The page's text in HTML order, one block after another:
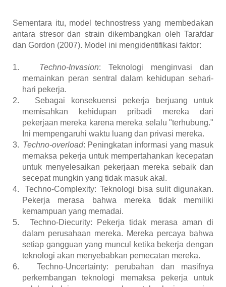
Sementara itu, model technostress yang membedakan
antara stresor dan strain dikembangkan oleh Tarafdar
dan Gordon (2007). Model ini mengidentifikasi faktor:
1. Techno-Invasion: Teknologi menginvasi dan
memainkan peran sentral dalam kehidupan sehari-
hari pekerja.
2.
Sebagai konsekuensi pekerja berjuang untuk
memisahkan kehidupan pribadi mereka dari
pekerjaan mereka karena mereka selalu "terhubung."
Ini mempengaruhi waktu luang dan privasi mereka.
3. Techno-overload: Peningkatan informasi yang masuk
memaksa pekerja untuk mempertahankan kecepatan
untuk menyelesaikan pekerjaan mereka sebaik dan
secepat mungkin yang tidak masuk akal.
4.
Techno-Complexity: Teknologi bisa sulit digunakan.
Pekerja merasa bahwa mereka tidak memiliki
kemampuan yang memadai.
5.
Techno-Diecurity: Pekerja tidak merasa aman di
dalam perusahaan mereka. Mereka percaya bahwa
setiap gangguan yang muncul ketika bekerja dengan
teknologi akan menyebabkan pemecatan mereka.
6.
Techno-Uncertainty: perubahan dan masifnya
perkembangan teknologi memaksa pekerja untuk